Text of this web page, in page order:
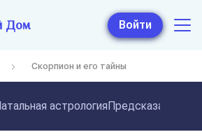
Дом Войти
Скорпион и его тайны
астрология